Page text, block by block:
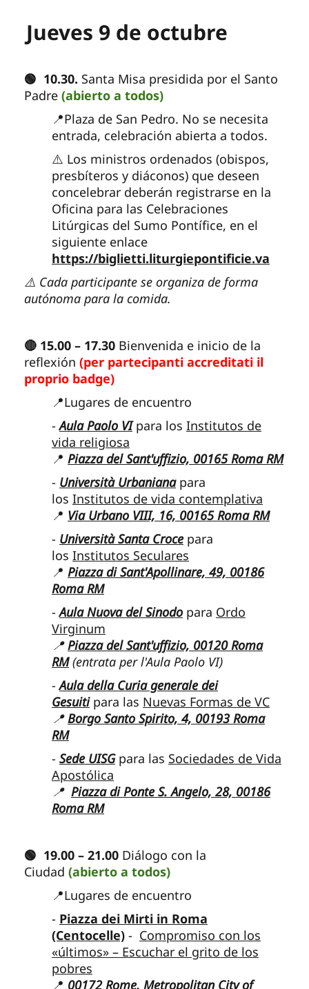
Jueves 9 de octubre
🟢 10.30. Santa Misa presidida por el Santo
Padre (abierto a todos)
📍Plaza de San Pedro. No se necesita
entrada, celebración abierta a todos.
⚠️ Los ministros ordenados (obispos,
presbíteros y diáconos) que deseen
concelebrar deberán registrarse en la
Oficina para las Celebraciones
Litúrgicas del Sumo Pontífice, en el
siguiente enlace
https://biglietti.liturgiepontificie.va
⚠️ Cada participante se organiza de forma
autónoma para la comida.
🔴 15.00 – 17.30 Bienvenida e inicio de la
reflexión (per partecipanti accreditati il
proprio badge)
📍Lugares de encuentro
-Aula Paolo VI para los Institutos de
vida religiosa
📍 Piazza del Sant'uffizio, 00165 Roma RM
- Università Urbanianapara
los Institutos de vida contemplativa
📍 Via Urbano VIII, 16, 00165 Roma RM
- Università Santa Crocepara
los Institutos Seculares
📍 Piazza di Sant'Apollinare, 49, 00186
Roma RM
-Aula Nuova del Sinodo para Ordo
Virginum
📍Piazza del Sant'uffizio, 00120 Roma
RM(entrata per l'Aula Paolo VI)
-Aula della Curia generale dei
Gesuitipara las Nuevas Formas de VC
📍Borgo Santo Spirito, 4, 00193 Roma
RM
- Sede UISG para las Sociedades de Vida
Apostólica
📍 Piazza di Ponte S. Angelo, 28, 00186
Roma RM
🟢 19.00 – 21.00 Diálogo con la
Ciudad (abierto a todos)
📍Lugares de encuentro
- Piazza dei Mirti in Roma
(Centocelle) - Compromiso con los
«últimos» – Escuchar el grito de los
pobres
📍 00172 Rome, Metropolitan City of